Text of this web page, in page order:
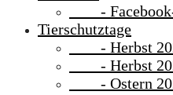
- Facebook-
Tierschutztage
- Herbst
- Herbst
- Ostern